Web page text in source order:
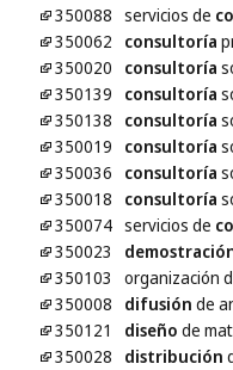
350088 servicios de
350062
consultoría
350020
consultoría
350139
consultoría
350138
consultoría
350019
consultoría
350036
consultoría
350018
consultoría
350074 servicios de
350023
350103
organización
350008
difusión de
350121
diseño de
350028
distribución